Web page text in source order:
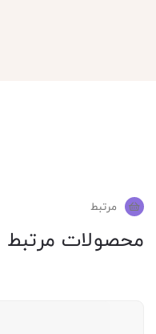
مرتبط
محصولات مرتبط